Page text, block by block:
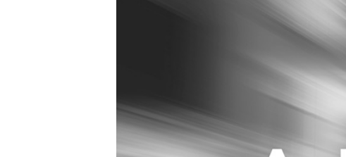
Gedragsverandering
Influencer marketing
Interne communicatie